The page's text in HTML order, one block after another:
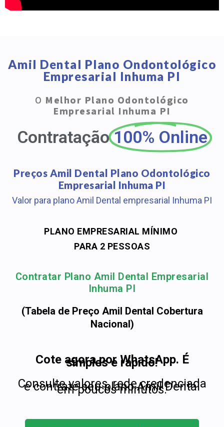
Amil Dental Plano Ondontológico
Empresarial Inhuma PI
O Melhor Plano Odontológico
Empresarial Inhuma PI
Contratação 100% Online
Preços Amil Dental Plano Odontológico
Empresarial Inhuma PI
Valor para plano Amil Dental empresarial Inhuma PI
PLANO EMPRESARIAL MÍNIMO
PARA 2 PESSOAS
Contratar Plano Amil Dental Empresarial
Inhuma PI
(Tabela de Preço Amil Dental Cobertura
Nacional)
Cote agora por WhatsApp. É
simples e rápido!
Consulte valores, rede credenciada
e contrate seu plano Amil Dental
em poucos minutos.